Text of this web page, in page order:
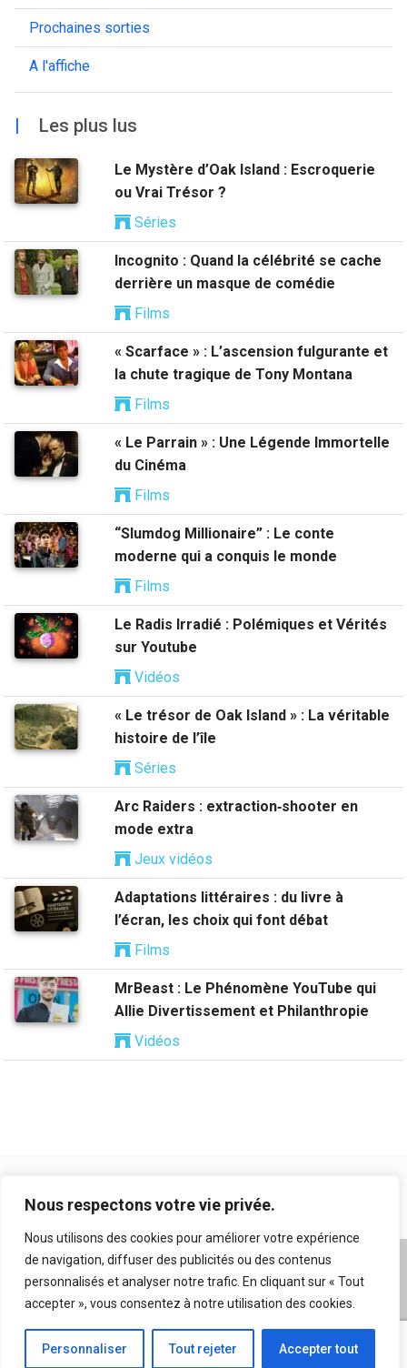
Nous respectons votre vie privée.
Nous utilisons des cookies pour améliorer votre expérience
de navigation, diffuser des publicités ou des contenus
personnalisés et analyser notre trafic. En cliquant sur « Tout
accepter », vous consentez à notre utilisation des cookies.
Personnaliser Tout rejeter Accepter tout
Prochaines sorties
A l'affiche
| Les plus lus
Le Mystère d’Oak Island : Escroquerie
ou Vrai Trésor ?
Séries
Incognito : Quand la célébrité se cache
derrière un masque de comédie
Films
« Scarface » : L’ascension fulgurante et
la chute tragique de Tony Montana
Films
« Le Parrain » : Une Légende Immortelle
du Cinéma
Films
“Slumdog Millionaire” : Le conte
moderne qui a conquis le monde
Films
Le Radis Irradié : Polémiques et Vérités
sur Youtube
Vidéos
« Le trésor de Oak Island » : La véritable
histoire de l’île
Séries
Arc Raiders : extraction‑shooter en
mode extra
Jeux vidéos
Adaptations littéraires : du livre à
l’écran, les choix qui font débat
Films
MrBeast : Le Phénomène YouTube qui
Allie Divertissement et Philanthropie
Vidéos
A propos|Mentions légales|Conditions générales
d’utilisation|Flux RSS| Nos auteurs|Archives|
Suggestion de contenu
© 2026 Copyright